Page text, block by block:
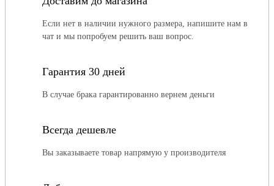
Если нет в наличии нужного размера, напишите нам в
чат и мы попробуем решить ваш вопрос.
Гарантия 30 дней
В случае брака гарантированно вернем деньги
Всегда дешевле
Вы заказываете товар напрямую у производителя